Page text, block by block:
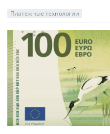
Платежные технологии